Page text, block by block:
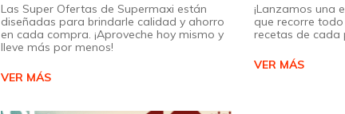
Las Super Ofertas de Supermaxi están
diseñadas para brindarle calidad y ahorro
en cada compra. ¡Aproveche hoy mismo y
lleve más por menos!
VER MÁS
¡Lanzamos una
que recorre todo
recetas de cada
VER MÁS